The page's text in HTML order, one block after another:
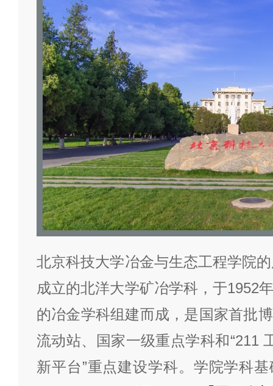
据。为我喜欢的投票>>
北京科技大学冶金与生态工程学院
成立的北洋大学矿冶学科，于1952
的冶金学科组建而成，是国家首批
流动站、国家一级重点学科和“211
新平台”重点建设学科。学院学科